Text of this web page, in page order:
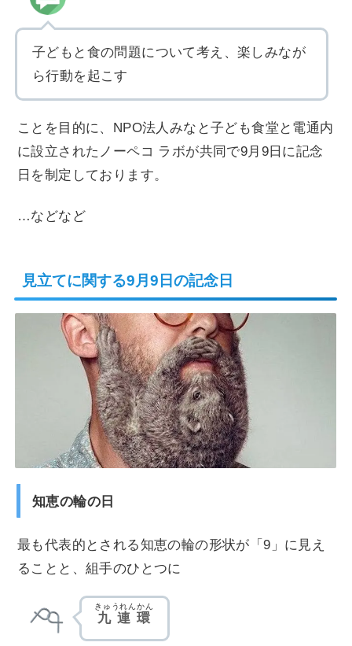
子どもと食の問題について考え、楽しみなが
ら行動を起こす
ことを目的に、NPO法人みなと子ども食堂と電通内
に設立されたノーペコ ラボが共同で9月9日に記念
日を制定しております。
…などなど
見立てに関する9月9日の記念日
知恵の輪の日
最も代表的とされる知恵の輪の形状が「9」に見え
ることと、組手のひとつに
九連環
きゅうれんかん